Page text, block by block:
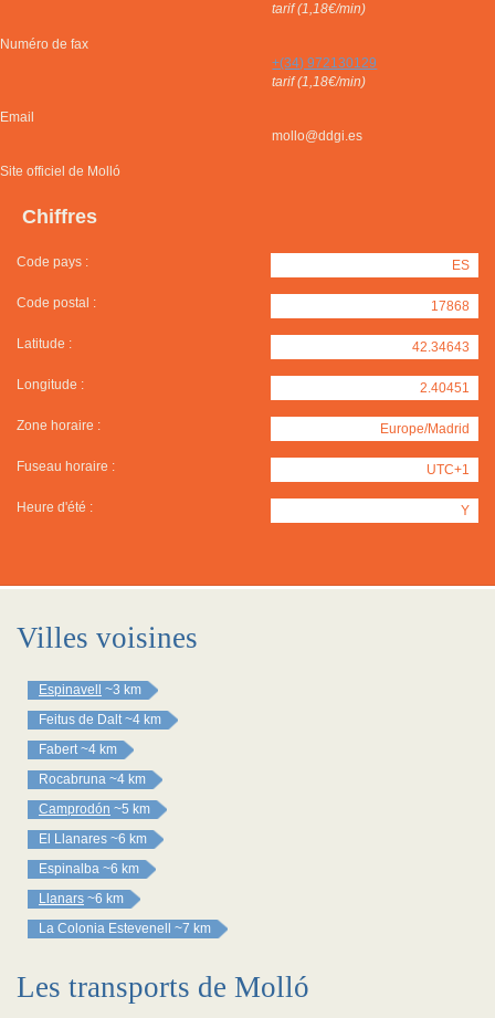
tarif (1,18€/min)
Numéro de fax
+(34) 972130129
tarif (1,18€/min)
Email
mollo@ddgi.es
Site officiel de Molló
Chiffres
Code pays : ES
Code postal : 17868
Latitude : 42.34643
Longitude : 2.40451
Zone horaire : Europe/Madrid
Fuseau horaire : UTC+1
Heure d'été : Y
Villes voisines
Espinavell
~3 km
Feitus de Dalt ~4 km
Fabert ~4 km
Rocabruna ~4 km
Camprodón ~5 km
El Llanares ~6 km
Espinalba ~6 km
Llanars ~6 km
La Colonia Estevenell
~7 km
Les transports de Molló